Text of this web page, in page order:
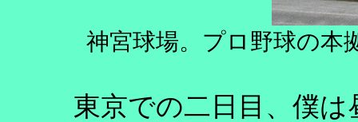
神宮球場。プロ野球の本
東京での二日目、僕